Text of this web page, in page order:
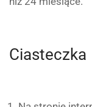
Ciasteczka